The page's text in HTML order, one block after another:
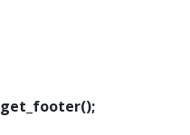
get_footer();